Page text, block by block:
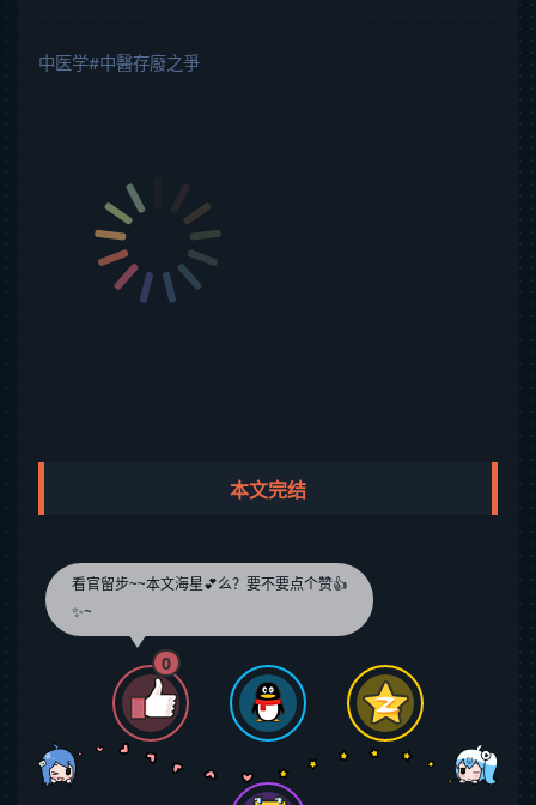
中医学#中醫存廢之爭
本文完结
看官留步~~本文海星💕么？要不要点个赞👍
✨~
0